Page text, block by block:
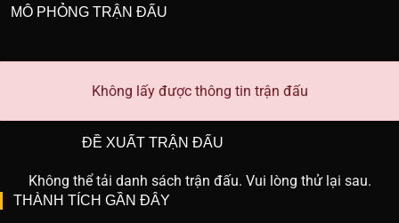
MÔ PHỎNG TRẬN ĐẤU
Không lấy được thông tin trận đấu
ĐỀ XUẤT TRẬN ĐẤU
Không thể tải danh sách trận đấu. Vui lòng thử lại sau.
THÀNH TÍCH GẦN ĐÂY